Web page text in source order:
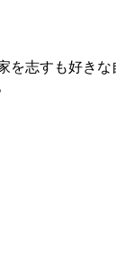
を志すも好き